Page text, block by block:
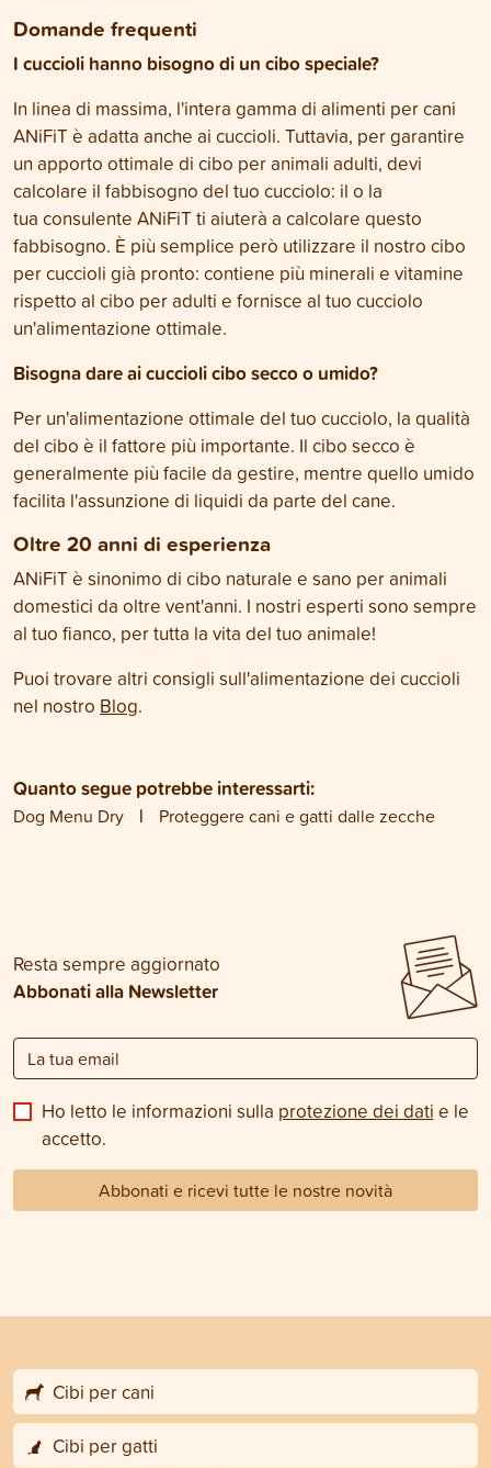
Domande frequenti
I cuccioli hanno bisogno di un cibo speciale?
In linea di massima, l'intera gamma di alimenti per cani
ANiFiT è adatta anche ai cuccioli. Tuttavia, per garantire
un apporto ottimale di cibo per animali adulti, devi
calcolare il fabbisogno del tuo cucciolo: il o la
tua consulente ANiFiT ti aiuterà a calcolare questo
fabbisogno. È più semplice però utilizzare il nostro cibo
per cuccioli già pronto: contiene più minerali e vitamine
rispetto al cibo per adulti e fornisce al tuo cucciolo
un'alimentazione ottimale.
Bisogna dare ai cuccioli cibo secco o umido?
Per un'alimentazione ottimale del tuo cucciolo, la qualità
del cibo è il fattore più importante. Il cibo secco è
generalmente più facile da gestire, mentre quello umido
facilita l'assunzione di liquidi da parte del cane.
Oltre 20 anni di esperienza
ANiFiT è sinonimo di cibo naturale e sano per animali
domestici da oltre vent'anni. I nostri esperti sono sempre
al tuo fianco, per tutta la vita del tuo animale!
Puoi trovare altri consigli sull'alimentazione dei cuccioli
nel nostro Blog.
Quanto segue potrebbe interessarti:
Dog Menu Dry Proteggere cani e gatti dalle zecche
Resta sempre aggiornato
Abbonati alla Newsletter
Ho letto le informazioni sulla protezione dei dati e le
accetto.
Abbonati e ricevi tutte le nostre novità
Cibi per cani
Cibi per gatti